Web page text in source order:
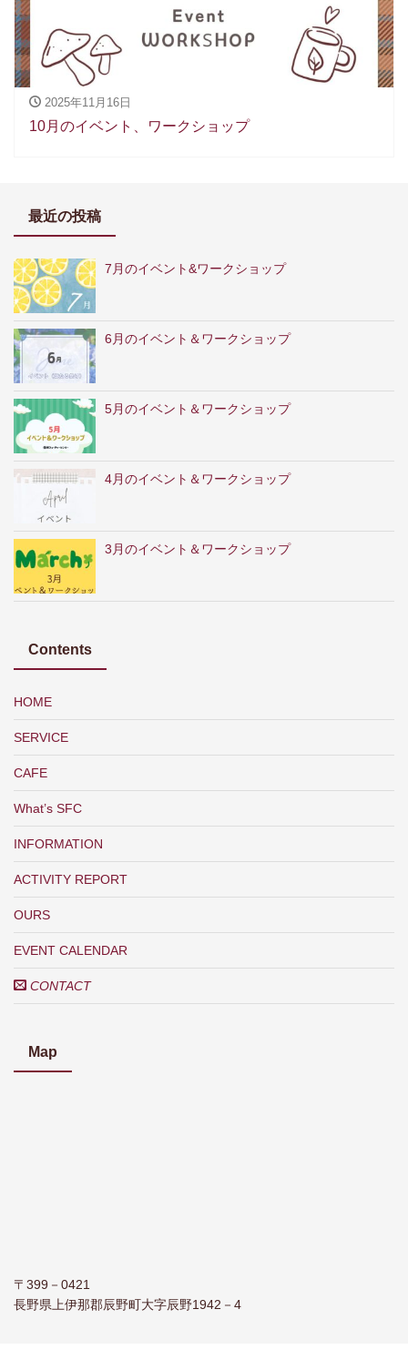
2025年11月16日
10月のイベント、ワークショップ
最近の投稿
7月のイベント&ワークショップ
6月のイベント＆ワークショップ
5月のイベント＆ワークショップ
4月のイベント＆ワークショップ
3月のイベント＆ワークショップ
Contents
HOME
SERVICE
CAFE
What’s SFC
INFORMATION
ACTIVITY REPORT
OURS
EVENT CALENDAR
CONTACT
Map
〒399－0421
長野県上伊那郡辰野町大字辰野1942－4